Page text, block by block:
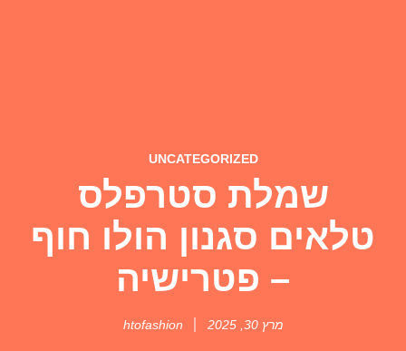
UNCATEGORIZED
שמלת סטרפלס
טלאים סגנון הולו חוף
– פטרישיה
מרץ 30, 2025 htofashion